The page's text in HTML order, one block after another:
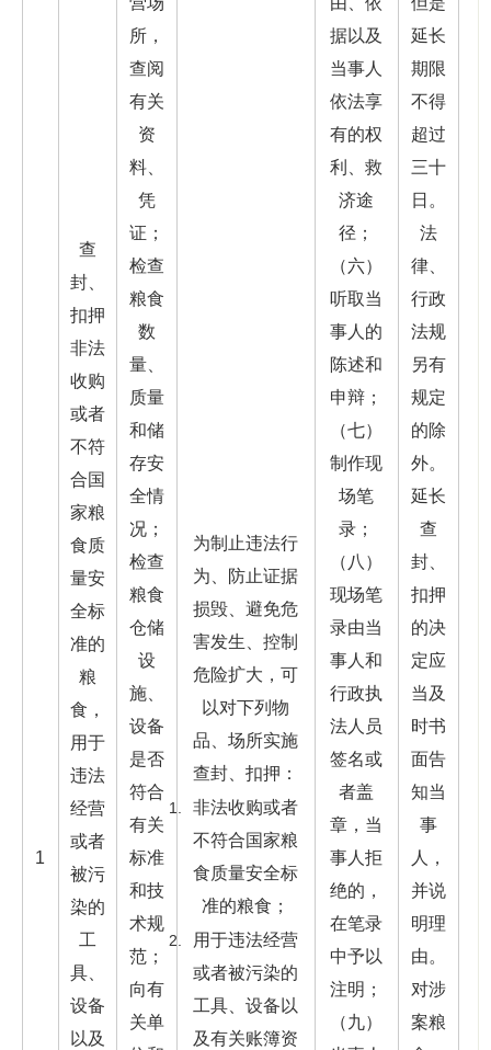
1
查
封、
扣押
非法
收购
或者
不符
合国
家粮
食质
量安
全标
准的
粮
食，
用于
违法
经营
或者
被污
染的
工
具、
设备
以及
所，
查阅
有关
资
料、
凭
证；
检查
粮食
数
量、
质量
和储
存安
全情
况；
检查
粮食
仓储
设
施、
设备
是否
符合
有关
标准
和技
术规
范；
向有
关单
为制止违法行
为、防止证据
损毁、避免危
害发生、控制
危险扩大，可
以对下列物
品、场所实施
查封、扣押：
非法收购或者
不符合国家粮
食质量安全标
准的粮食；
用于违法经营
或者被污染的
工具、设备以
及有关账簿资
据以及
当事人
依法享
有的权
利、救
济途
径；
（六）
听取当
事人的
陈述和
申辩；
（七）
制作现
场笔
录；
（八）
现场笔
录由当
事人和
行政执
法人员
签名或
者盖
章，当
事人拒
绝的，
在笔录
中予以
注明；
（九）
延长
期限
不得
超过
三十
日。
法
律、
行政
法规
另有
规定
的除
外。
延长
查
封、
扣押
的决
定应
当及
时书
面告
知当
事
人，
并说
明理
由。
对涉
案粮